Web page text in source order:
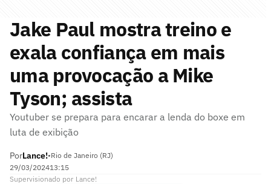
Jake Paul mostra treino e
exala confiança em mais
uma provocação a Mike
Tyson; assista
Youtuber se prepara para encarar a lenda do boxe em
luta de exibição
PorLance!•Rio de Janeiro (RJ)
29/03/202413:15
Supervisionado por Lance!